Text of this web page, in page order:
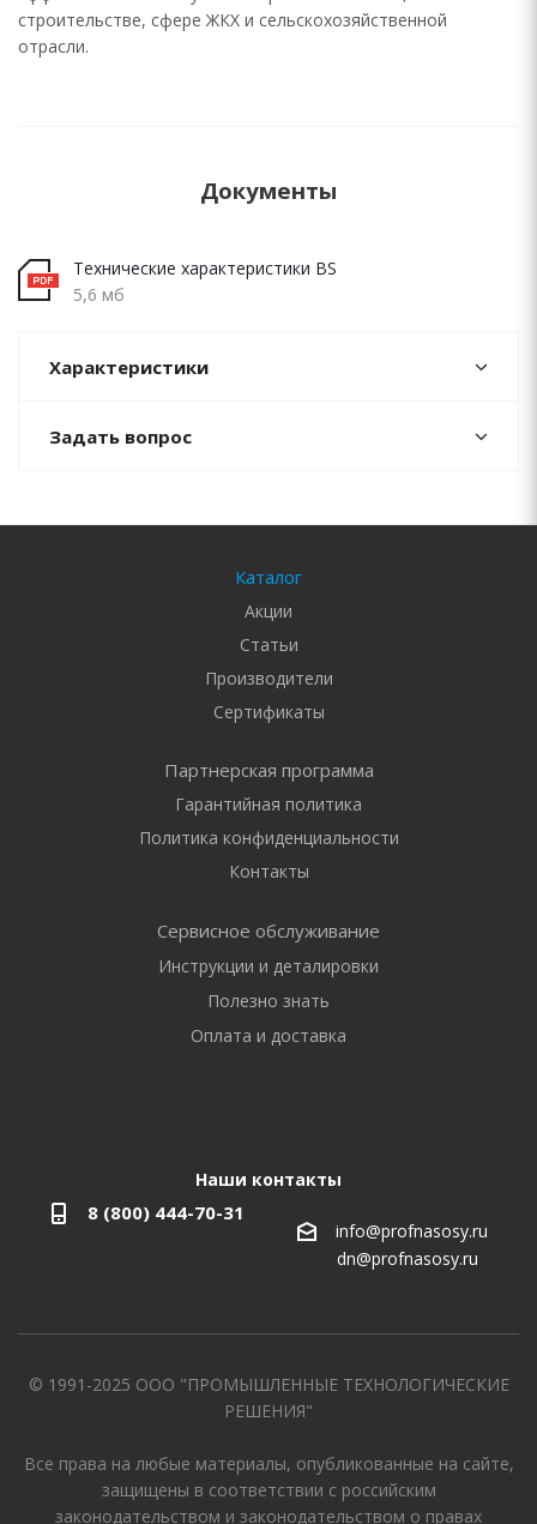
строительстве, сфере ЖКХ и сельскохозяйственной
отрасли.
Документы
Технические характеристики BS
5,6 мб
Характеристики
Задать вопрос
Каталог
Акции
Статьи
Производители
Сертификаты
Партнерская программа
Гарантийная политика
Политика конфиденциальности
Контакты
Сервисное обслуживание
Инструкции и деталировки
Полезно знать
Оплата и доставка
Наши контакты
8 (800) 444-70-31
info@profnasosy.ru
dn@profnasosy.ru
© 1991-2025 ООО "ПРОМЫШЛЕННЫЕ ТЕХНОЛОГИЧЕСКИЕ
РЕШЕНИЯ"
Все права на любые материалы, опубликованные на сайте,
защищены в соответствии с российским
законодательством и законодательством о правах